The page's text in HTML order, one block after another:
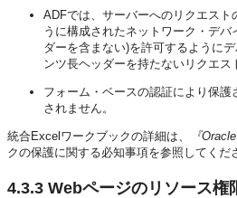
ADFでは、サーバーへのリクエス
うに構成されたネットワーク・デ
ダーを含まない)を許可するように
ンツ長ヘッダーを持たないリクエ
フォーム・ベースの認証により保
されません。
統合Excelワークブックの詳細は、
『
クの保護に関する必知事項を参照してくだ
4.3.3 Webページのリソース権